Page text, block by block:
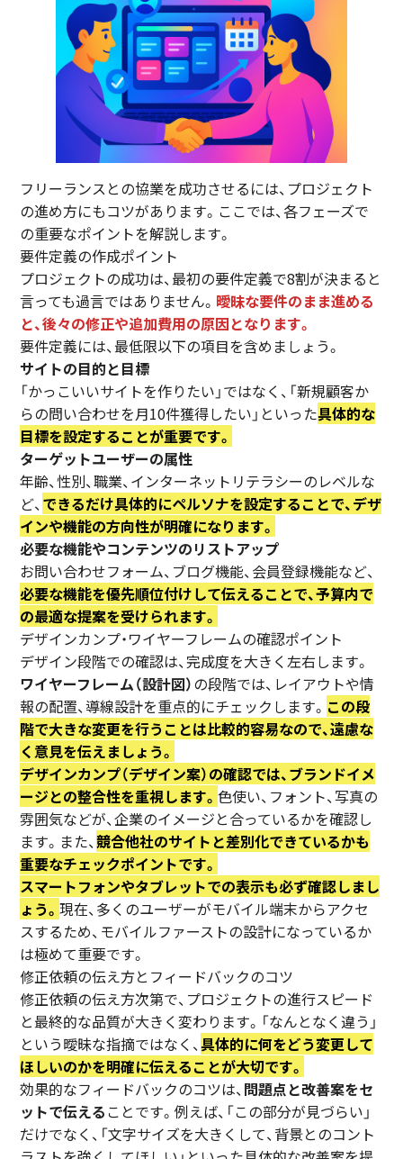
フリーランスとの協業を成功させるには、プロジェクト
の進め方にもコツがあります。ここでは、各フェーズで
の重要なポイントを解説します。
要件定義の作成ポイント
プロジェクトの成功は、最初の要件定義で8割が決まると
言っても過言ではありません。 曖昧な要件のまま進める
と、後々の修正や追加費用の原因となります。
要件定義には、最低限以下の項目を含めましょう。
サイトの目的と目標
「かっこいいサイトを作りたい」ではなく、「新規顧客か
らの問い合わせを月10件獲得したい」といった具体的な
目標を設定することが重要です。
ターゲットユーザーの属性
年齢、性別、職業、インターネットリテラシーのレベルな
ど、 できるだけ具体的にペルソナを設定することで、デザ
インや機能の方向性が明確になります。
必要な機能やコンテンツのリストアップ
お問い合わせフォーム、ブログ機能、会員登録機能など、
必要な機能を優先順位付けして伝えることで、予算内で
の最適な提案を受けられます。
デザインカンプ・ワイヤーフレームの確認ポイント
デザイン段階での確認は、完成度を大きく左右します。
ワイヤーフレーム（設計図）の段階では、レイアウトや情
報の配置、導線設計を重点的にチェックします。 この段
階で大きな変更を行うことは比較的容易なので、遠慮な
く意見を伝えましょう。
デザインカンプ（デザイン案）の確認では、ブランドイメ
ージとの整合性を重視します。色使い、フォント、写真の
雰囲気などが、企業のイメージと合っているかを確認し
ます。また、競合他社のサイトと差別化できているかも
重要なチェックポイントです。
スマートフォンやタブレットでの表示も必ず確認しまし
ょう。現在、多くのユーザーがモバイル端末からアクセ
スするため、モバイルファーストの設計になっているか
は極めて重要です。
修正依頼の伝え方とフィードバックのコツ
修正依頼の伝え方次第で、プロジェクトの進行スピード
と最終的な品質が大きく変わります。「なんとなく違う」
という曖昧な指摘ではなく、具体的に何をどう変更して
ほしいのかを明確に伝えることが大切です。
効果的なフィードバックのコツは、 問題点と改善案をセ
ットで伝える ことです。例えば、「この部分が見づらい」
だけでなく、「文字サイズを大きくして、背景とのコント